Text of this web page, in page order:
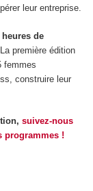
leur entreprise.
heures de
première édition
femmes
construire leur
suivez-nous
programmes !